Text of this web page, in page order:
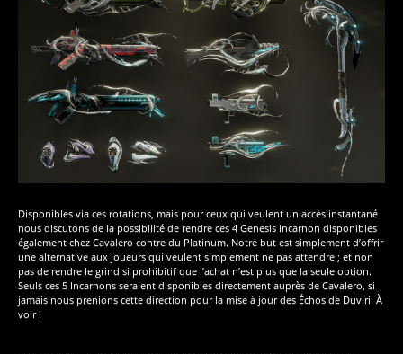
Disponibles via ces rotations, mais pour ceux qui veulent un accès instantané
nous discutons de la possibilité de rendre ces 4 Genesis Incarnon disponibles
également chez Cavalero contre du Platinum. Notre but est simplement d’offrir
une alternative aux joueurs qui veulent simplement ne pas attendre ; et non
pas de rendre le grind si prohibitif que l’achat n’est plus que la seule option.
Seuls ces 5 Incarnons seraient disponibles directement auprès de Cavalero, si
jamais nous prenions cette direction pour la mise à jour des Échos de Duviri. À
voir !